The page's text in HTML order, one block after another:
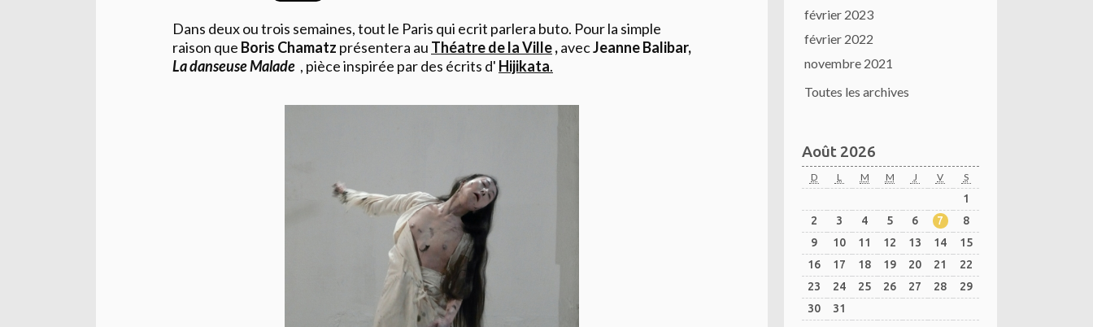
Dans deux ou trois semaines, tout le Paris qui ecrit parlera buto. Pour la simple
raison que Boris Chamatz présentera au Théatre de la Ville,avecJeanne Balibar,
La danseuse Malade , pièce inspirée par des écrits d' Hijikata.
février 2023
février 2022
novembre 2021
Toutes les archives
Août 2026
D L M M J V S
1
2
3 4 5 6 7
8
9
10 11 12 13 14
15
16
17 18 19 20 21
22
23
24 25 26 27 28
29
30
31